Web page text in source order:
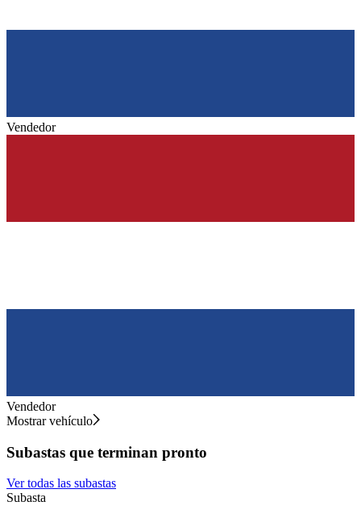
Vendedor
Vendedor
Mostrar vehículo
Subastas que terminan pronto
Ver todas las subastas
Subasta